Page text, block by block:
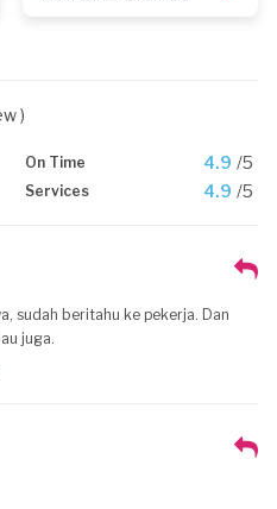
)
On Time 4.9 /5
Services 4.9 /5
sudah beritahu ke pekerja. Dan
juga.